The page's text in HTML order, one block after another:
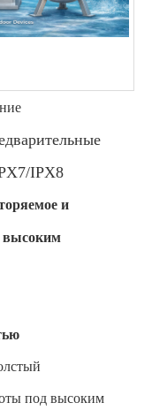
IPX8
и
высоким
под высоким